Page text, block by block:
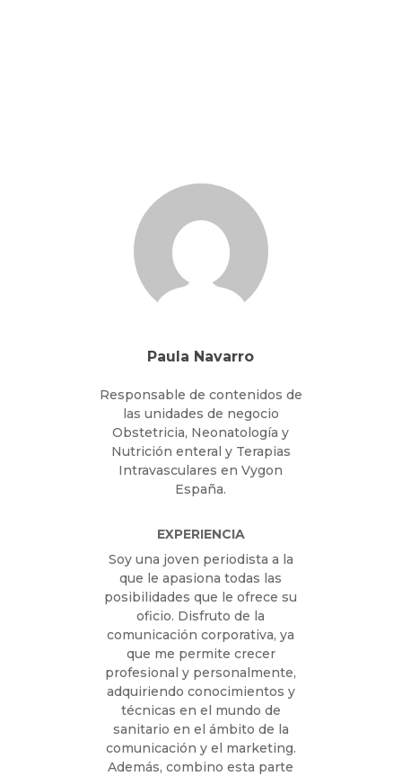
Paula Navarro
Responsable de contenidos de
las unidades de negocio
Obstetricia, Neonatología y
Nutrición enteral y Terapias
Intravasculares en Vygon
España.
EXPERIENCIA
Soy una joven periodista a la
que le apasiona todas las
posibilidades que le ofrece su
oficio. Disfruto de la
comunicación corporativa, ya
que me permite crecer
profesional y personalmente,
adquiriendo conocimientos y
técnicas en el mundo de
sanitario en el ámbito de la
comunicación y el marketing.
Además, combino esta parte